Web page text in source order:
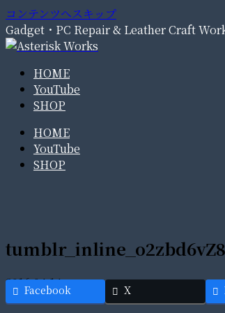
コンテンツへスキップ
Gadget・PC Repair & Leather Craft
HOME
YouTube
SHOP
HOME
YouTube
SHOP
2016.04.14
Facebook X